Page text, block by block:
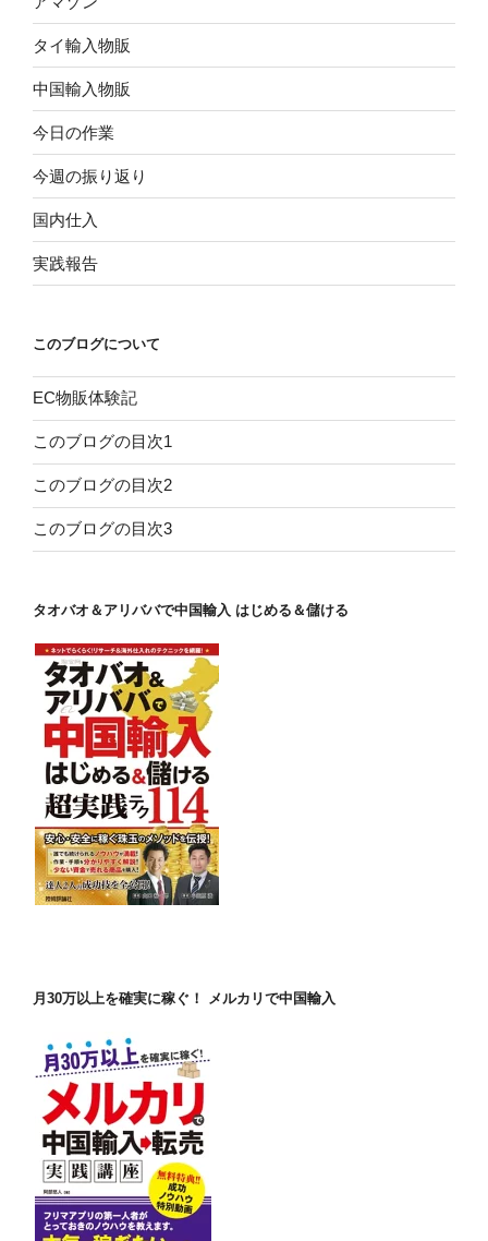
タイ輸入物販
中国輸入物販
今日の作業
今週の振り返り
国内仕入
実践報告
このブログについて
EC物販体験記
このブログの目次1
このブログの目次2
このブログの目次3
タオバオ＆アリババで中国輸入 はじめる＆儲ける
月30万以上を確実に稼ぐ！ メルカリで中国輸入